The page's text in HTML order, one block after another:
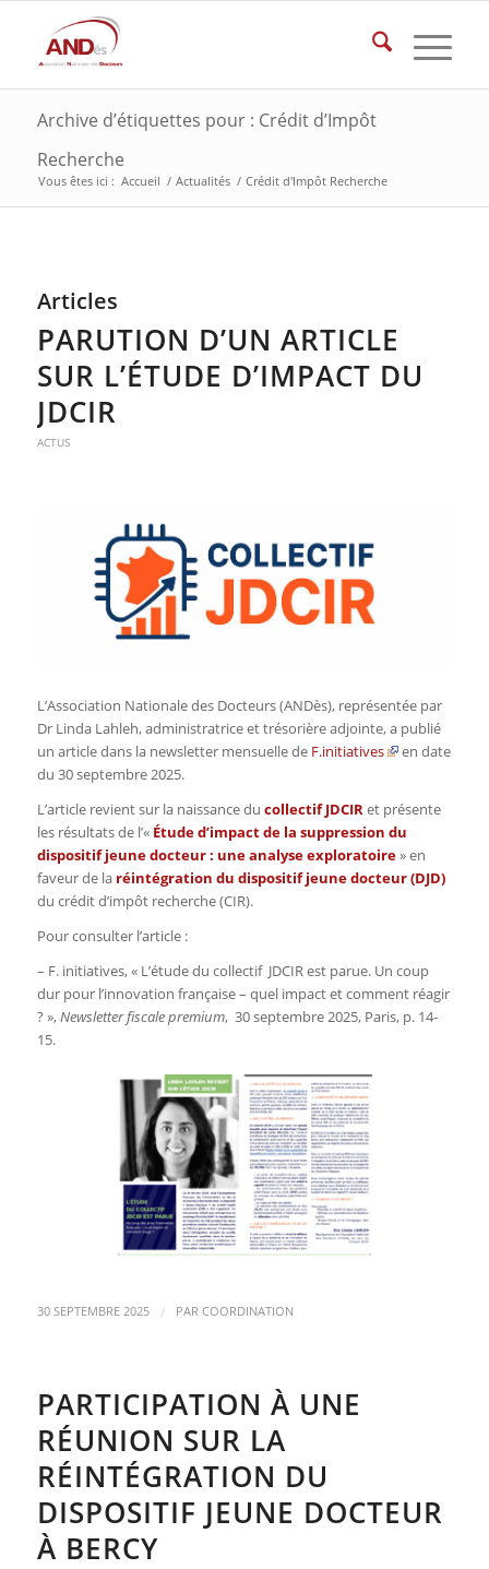
Archive d’étiquettes pour : Crédit d’Impôt
Recherche
Vous êtes ici : Accueil / Actualités / Crédit d'Impôt Recherche
Articles
PARUTION D’UN ARTICLE
SUR L’ÉTUDE D’IMPACT DU
JDCIR
ACTUS
L’Association Nationale des Docteurs (ANDès), représentée par
Dr Linda Lahleh, administratrice et trésorière adjointe, a publié
un article dans la newsletter mensuelle de F.initiatives
en date
du 30 septembre 2025.
L’article revient sur la naissance du collectif JDCIRet présente
les résultats de l’« Étude d’impact de la suppression du
dispositif jeune docteur : une analyse exploratoire» en
faveur de la réintégration du dispositif jeune docteur (DJD)
du crédit d’impôt recherche (CIR).
Pour consulter l’article :
– F. initiatives, « L’étude du collectif JDCIR est parue. Un coup
dur pour l’innovation française – quel impact et comment réagir
? »,Newsletter fiscale premium, 30 septembre 2025, Paris, p. 14-
15.
30 SEPTEMBRE 2025 / PAR COORDINATION
PARTICIPATION À UNE
RÉUNION SUR LA
RÉINTÉGRATION DU
DISPOSITIF JEUNE DOCTEUR
À BERCY